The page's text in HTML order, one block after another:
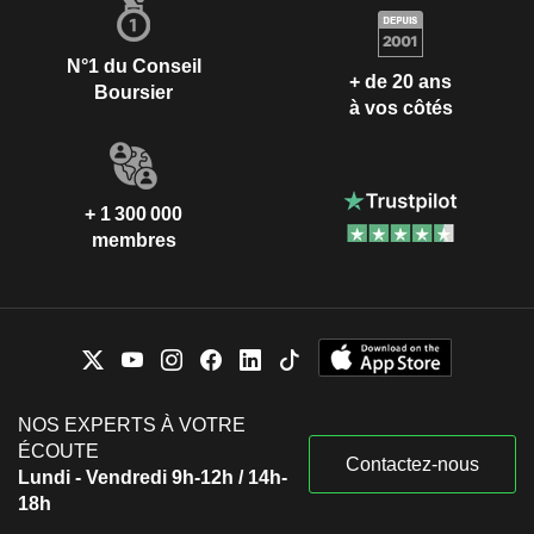
N°1 du Conseil
Boursier
+ de 20 ans
à vos côtés
+ 1 300 000
membres
NOS EXPERTS À VOTRE
ÉCOUTE
Lundi - Vendredi 9h-12h / 14h-
18h
Contactez-nous